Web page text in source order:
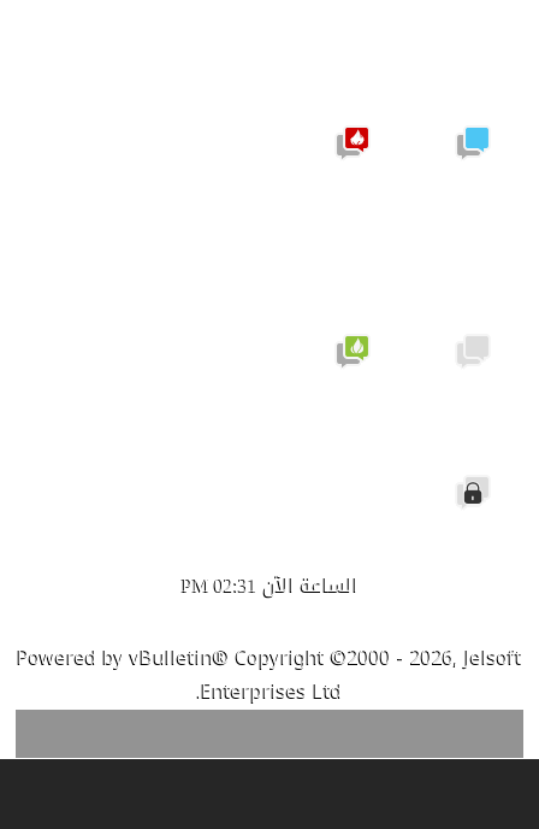
الساعة الآن 02:31 PM
Powered by vBulletin® Copyright ©2000 - 2026, Jelsoft
Enterprises Ltd.